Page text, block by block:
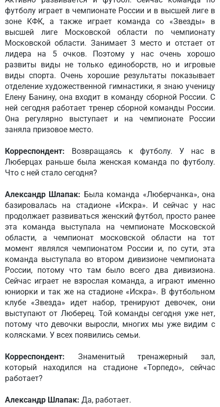
футболу играет в чемпионате России и в высшей лиге в
зоне КФК, а также играет команда со «Звезды» в
высшей лиге Московской области по чемпионату
Московской области. Занимает 3 место и отстает от
лидера на 5 очков. Поэтому у нас очень хорошо
развиты виды не только единоборств, но и игровые
виды спорта. Очень хорошие результаты показывает
отделение художественной гимнастики, я знаю ученицу
Елену Банину, она входит в команду сборной России. С
ней сегодня работает тренер сборной команды России.
Она регулярно выступает и на чемпионате России
заняла призовое место.
Корреспондент: Возвращаясь к футболу. У нас в
Люберцах раньше была женская команда по футболу.
Что с ней стало сегодня?
Александр Шлапак: Была команда «Люберчанка», она
базировалась на стадионе «Искра». И сейчас у нас
продолжает развиваться женский футбол, просто ранее
эта команда выступала на чемпионате Московской
области, а чемпионат московской области на тот
момент являлся чемпионатом России и, по сути, эта
команда выступала во втором дивизионе чемпионата
России, потому что там было всего два дивизиона.
Сейчас играет не взрослая команда, а играют именно
юниорки и так же на стадионе «Искра». В футбольном
клубе «Звезда» идет набор, тренируют девочек, они
выступают от Люберец. Той команды сегодня уже нет,
потому что девочки выросли, многих мы уже видим с
колясками. У всех появились семьи.
Корреспондент: Знаменитый тренажерный зал,
который находился на стадионе «Торпедо», сейчас
работает?
Александр Шлапак: Да, работает.